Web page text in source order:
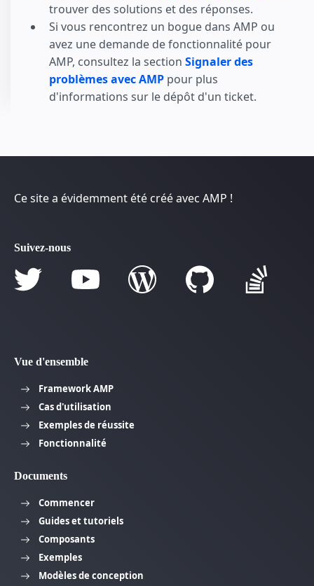
trouver des solutions et des réponses.
Si vous rencontrez un bogue dans AMP ou
avez une demande de fonctionnalité pour
AMP, consultez la section Signaler des
problèmes avec AMP pour plus
d'informations sur le dépôt d'un ticket.
Ce site a évidemment été créé avec AMP !
Suivez-nous
Vue d'ensemble
Framework AMP
Cas d'utilisation
Exemples de réussite
Fonctionnalité
Documents
Commencer
Guides et tutoriels
Composants
Exemples
Modèles de conception